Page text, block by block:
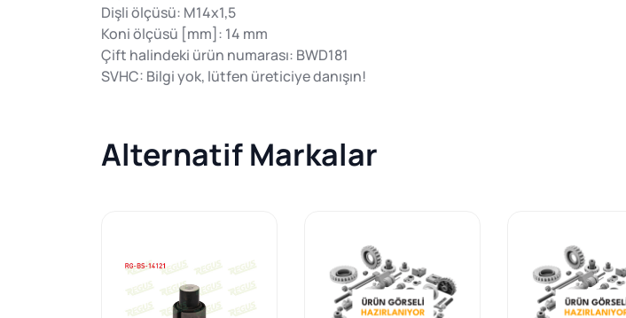
Dişli ölçüsü: M14x1,5
Koni ölçüsü [mm]: 14 mm
Çift halindeki ürün numarası: BWD181
SVHC: Bilgi yok, lütfen üreticiye danışın!
Alternatif Markalar